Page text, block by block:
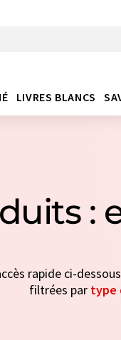
LIVRES BLANCS
:
rapide ci-
filtrées par type